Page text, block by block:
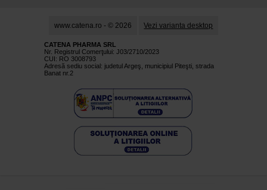
www.catena.ro - © 2026 Vezi varianta desktop
CATENA PHARMA SRL
Nr. Registrul Comerţului: J03/2710/2023
CUI: RO 3008793
Adresă sediu social: judetul Argeş, municipiul Piteşti, strada
Banat nr.2